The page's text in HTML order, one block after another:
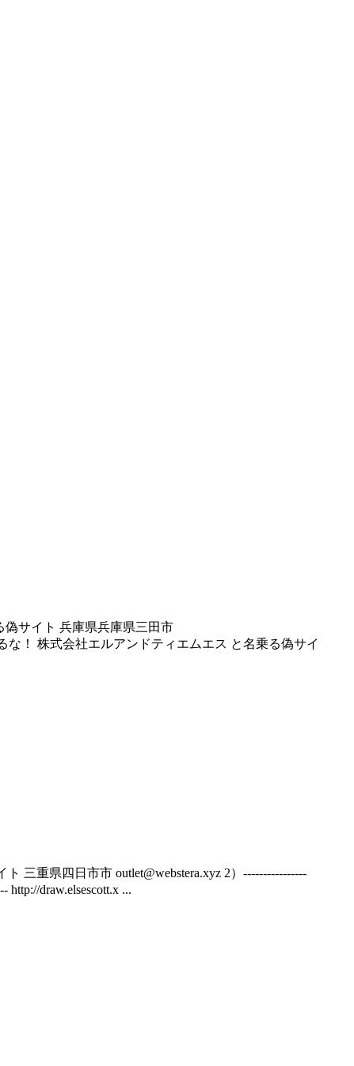
偽サイト 兵庫県兵庫県三田市
な！ 株式会社エルアンドティエムエス と名乗る偽サイ
三重県四日市市 outlet@webstera.xyz 2）----------------
draw.elsescott.x ...